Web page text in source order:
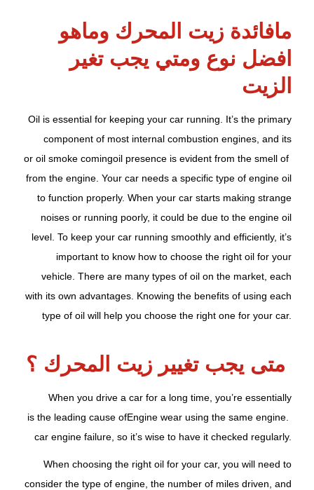
مافائدة زيت المحرك وماهو
افضل نوع ومتي يجب تغير
الزيت
Oil is essential for keeping your car running. It’s the primary
component of most internal combustion engines, and its
presence is evident from the smell of
oil
or oil smoke coming
from the engine. Your car needs a specific type of engine oil
to function properly. When your car starts making strange
noises or running poorly, it could be due to the engine oil
level. To keep your car running smoothly and efficiently, it’s
important to know how to choose the right oil for your
vehicle. There are many types of oil on the market, each
with its own advantages. Knowing the benefits of using each
type of oil will help you choose the right one for your car.
متى يجب تغيير زيت المحرك ؟
When you drive a car for a long time, you’re essentially
using the same engine.
Engine wear
is the leading cause of
car engine failure, so it’s wise to have it checked regularly.
When choosing the right oil for your car, you will need to
consider the type of engine, the number of miles driven, and